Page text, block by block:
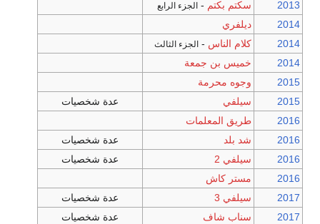
2013 سكتم بكتم - الجزء الرابع
2014
ديلفري
2014
كلام الناس - الجزء الثالث
2014
خميس بن جمعة
2015
وجوه محرمة
2015
سيلفي
عدة شخصيات
2016
طريق المعلمات
2016
شد بلد
عدة شخصيات
2016
سيلفي 2
عدة شخصيات
2016
مستر كاش
2017
سيلفي 3
عدة شخصيات
2017
سناب شاف
عدة شخصيات